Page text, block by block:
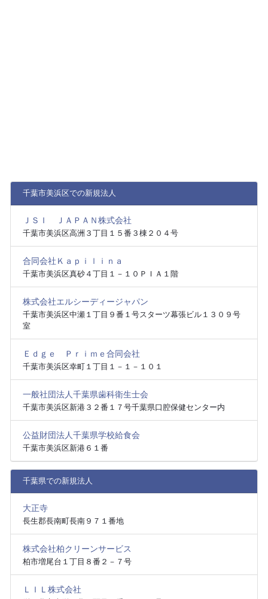
千葉市美浜区での新規法人
ＪＳＩ ＪＡＰＡＮ株式会社
千葉市美浜区高洲３丁目１５番３棟２０４号
合同会社Ｋａｐｉｌｉｎａ
千葉市美浜区真砂４丁目１－１０ＰＩＡ１階
株式会社エルシーディージャパン
千葉市美浜区中瀬１丁目９番１号スターツ幕張ビル１３０９号
室
Ｅｄｇｅ Ｐｒｉｍｅ合同会社
千葉市美浜区幸町１丁目１－１－１０１
一般社団法人千葉県歯科衛生士会
千葉市美浜区新港３２番１７号千葉県口腔保健センター内
公益財団法人千葉県学校給食会
千葉市美浜区新港６１番
千葉県での新規法人
大正寺
長生郡長南町長南９７１番地
株式会社柏クリーンサービス
柏市増尾台１丁目８番２－７号
ＬＩＬ株式会社